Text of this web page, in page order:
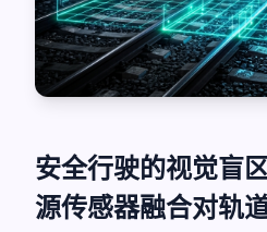
安全行驶的视觉盲
源传感器融合对轨